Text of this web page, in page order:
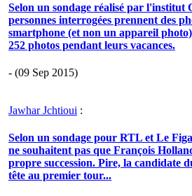
Selon un sondage réalisé par l'institut
personnes interrogées prennent des
smartphone (et non un appareil
252 photos pendant leurs vacances.
- (09 Sep 2015)
Jawhar Jchtioui :
Selon un sondage pour RTL et Le
ne souhaitent pas que François
propre succession. Pire, la candidate
tête au premier tour...